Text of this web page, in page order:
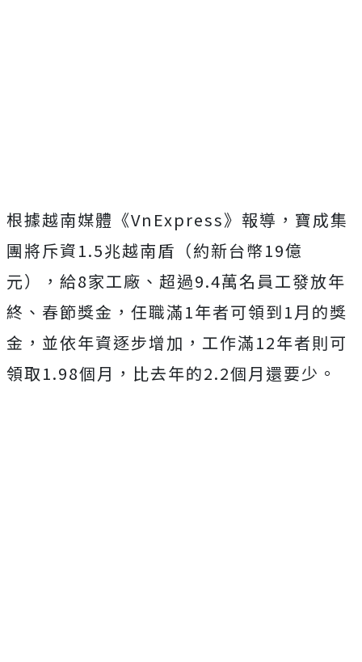
根據越南媒體《VnExpress》報導，寶成集
團將斥資1.5兆越南盾（約新台幣19億
元），給8家工廠、超過9.4萬名員工發放年
終、春節獎金，任職滿1年者可領到1月的獎
金，並依年資逐步增加，工作滿12年者則可
領取1.98個月，比去年的2.2個月還要少。